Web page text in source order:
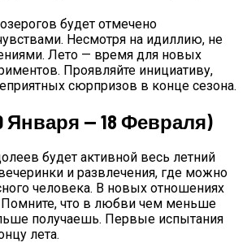
будет отмечено
Несмотря на идиллию, не
Лето — время для новых
Проявляйте инициативу,
сюрпризов в конце сезона.
Января — 18 Февраля)
будет активной весь летний
и развлечения, где можно
человека. В новых отношениях
Помните, что в любви чем меньше
получаешь. Первые испытания
лета.